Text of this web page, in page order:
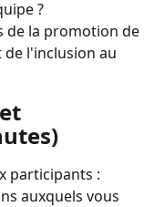
?
de la promotion de
de l'inclusion au
participants :
auxquels vous